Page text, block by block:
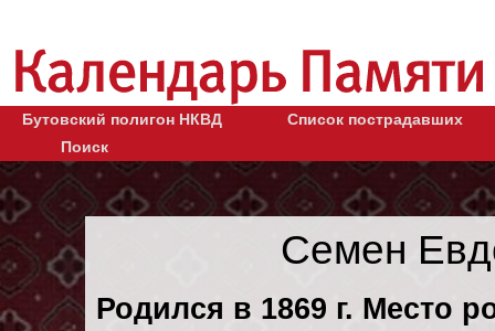
Бутовский полигон НКВД
Список пострадавших
Поиск
Семен
Родился в 1869 г. Место